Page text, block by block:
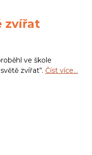
zvířat
ve škole
zvířat“. Číst více…